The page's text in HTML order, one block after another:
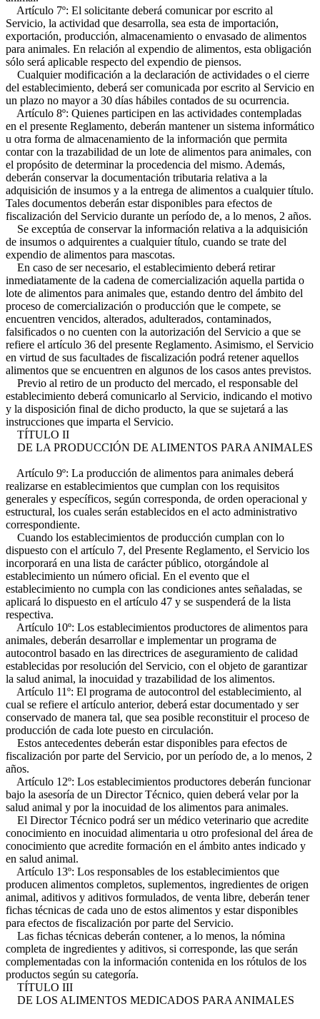
Artículo 7º: El solicitante deberá comunicar por escrito al
Servicio, la actividad que desarrolla, sea esta de importación,
exportación, producción, almacenamiento o envasado de alimentos
para animales. En relación al expendio de alimentos, esta obligación
sólo será aplicable respecto del expendio de piensos.
Cualquier modificación a la declaración de actividades o el cierre
del establecimiento, deberá ser comunicada por escrito al Servicio en
un plazo no mayor a 30 días hábiles contados de su ocurrencia.
Artículo 8º: Quienes participen en las actividades contempladas
en el presente Reglamento, deberán mantener un sistema informático
u otra forma de almacenamiento de la información que permita
contar con la trazabilidad de un lote de alimentos para animales, con
el propósito de determinar la procedencia del mismo. Además,
deberán conservar la documentación tributaria relativa a la
adquisición de insumos y a la entrega de alimentos a cualquier título.
Tales documentos deberán estar disponibles para efectos de
fiscalización del Servicio durante un período de, a lo menos, 2 años.
Se exceptúa de conservar la información relativa a la adquisición
de insumos o adquirentes a cualquier título, cuando se trate del
expendio de alimentos para mascotas.
En caso de ser necesario, el establecimiento deberá retirar
inmediatamente de la cadena de comercialización aquella partida o
lote de alimentos para animales que, estando dentro del ámbito del
proceso de comercialización o producción que le compete, se
encuentren vencidos, alterados, adulterados, contaminados,
falsificados o no cuenten con la autorización del Servicio a que se
refiere el artículo 36 del presente Reglamento. Asimismo, el Servicio
en virtud de sus facultades de fiscalización podrá retener aquellos
alimentos que se encuentren en algunos de los casos antes previstos.
Previo al retiro de un producto del mercado, el responsable del
establecimiento deberá comunicarlo al Servicio, indicando el motivo
y la disposición final de dicho producto, la que se sujetará a las
instrucciones que imparta el Servicio.
TÍTULO II
DE LA PRODUCCIÓN DE ALIMENTOS PARA ANIMALES
Artículo 9º: La producción de alimentos para animales deberá
realizarse en establecimientos que cumplan con los requisitos
generales y específicos, según corresponda, de orden operacional y
estructural, los cuales serán establecidos en el acto administrativo
correspondiente.
Cuando los establecimientos de producción cumplan con lo
dispuesto con el artículo 7, del Presente Reglamento, el Servicio los
incorporará en una lista de carácter público, otorgándole al
establecimiento un número oficial. En el evento que el
establecimiento no cumpla con las condiciones antes señaladas, se
aplicará lo dispuesto en el artículo 47 y se suspenderá de la lista
respectiva.
Artículo 10º: Los establecimientos productores de alimentos para
animales, deberán desarrollar e implementar un programa de
autocontrol basado en las directrices de aseguramiento de calidad
establecidas por resolución del Servicio, con el objeto de garantizar
la salud animal, la inocuidad y trazabilidad de los alimentos.
Artículo 11º: El programa de autocontrol del establecimiento, al
cual se refiere el artículo anterior, deberá estar documentado y ser
conservado de manera tal, que sea posible reconstituir el proceso de
producción de cada lote puesto en circulación.
Estos antecedentes deberán estar disponibles para efectos de
fiscalización por parte del Servicio, por un período de, a lo menos, 2
años.
Artículo 12º: Los establecimientos productores deberán funcionar
bajo la asesoría de un Director Técnico, quien deberá velar por la
salud animal y por la inocuidad de los alimentos para animales.
El Director Técnico podrá ser un médico veterinario que acredite
conocimiento en inocuidad alimentaria u otro profesional del área de
conocimiento que acredite formación en el ámbito antes indicado y
en salud animal.
Artículo 13º: Los responsables de los establecimientos que
producen alimentos completos, suplementos, ingredientes de origen
animal, aditivos y aditivos formulados, de venta libre, deberán tener
fichas técnicas de cada uno de estos alimentos y estar disponibles
para efectos de fiscalización por parte del Servicio.
Las fichas técnicas deberán contener, a lo menos, la nómina
completa de ingredientes y aditivos, si corresponde, las que serán
complementadas con la información contenida en los rótulos de los
productos según su categoría.
TÍTULO III
DE LOS ALIMENTOS MEDICADOS PARA ANIMALES